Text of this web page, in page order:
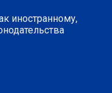
иностранному,